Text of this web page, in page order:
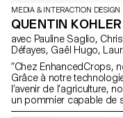
MEDIA & INTERACTION DESIGN
QUENTIN
avec Pauline Saglio, Christophe Guignard, Alain Bellet, Lara
Défayes,
”Chez EnhancedCrops,
Grâce à notre
l’avenir de l’agriculture,
un pommier capable de
comme aux Saints de